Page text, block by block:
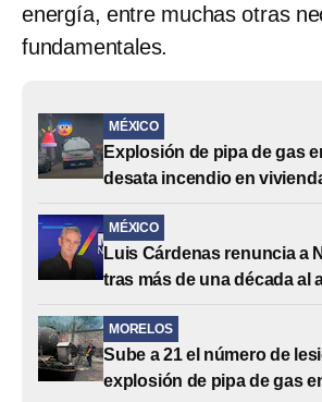
energía, entre muchas otras
fundamentales.
MÉXICO
Explosión de pipa de gas
desata incendio en
MÉXICO
Luis Cárdenas renuncia a
tras más de una década al
MORELOS
Sube a 21 el número de
explosión de pipa de gas